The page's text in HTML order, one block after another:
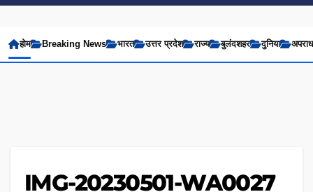
होम Breaking News भारत उत्तर प्रदेश राज्य बुलंदशहर दुनिया अपराध
IMG-20230501-WA0027